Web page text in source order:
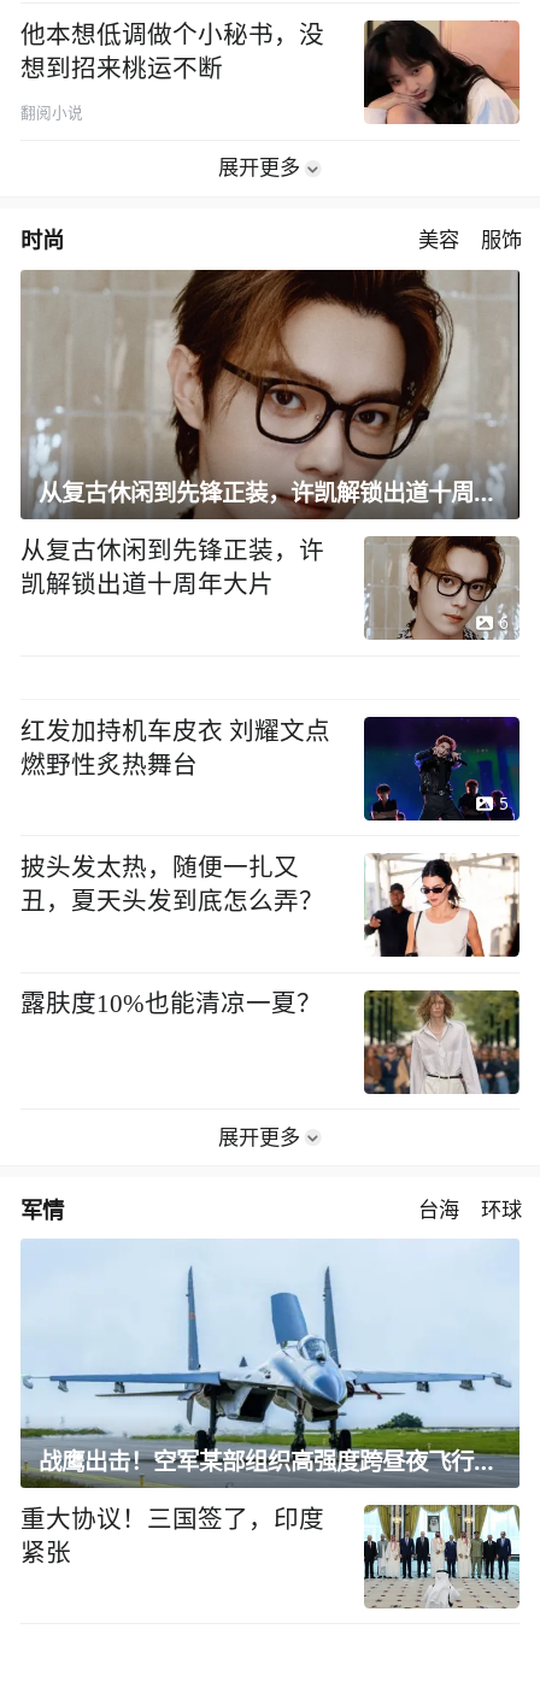
他本想低调做个小秘书，没
想到招来桃运不断
翻阅小说
展开更多
时尚 美容 服饰
从复古休闲到先锋正装，许凯解锁出道十周年大片
从复古休闲到先锋正装，许
凯解锁出道十周年大片
6
红发加持机车皮衣 刘耀文点
燃野性炙热舞台
5
披头发太热，随便一扎又
丑，夏天头发到底怎么弄？
露肤度10%也能清凉一夏？
展开更多
军情 台海 环球
战鹰出击！空军某部组织高强度跨昼夜飞行训练
重大协议！三国签了，印度
紧张